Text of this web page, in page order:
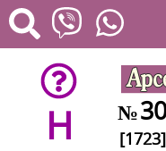
H №30
[1723]